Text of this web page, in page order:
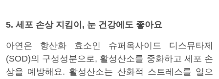
5. 세포 손상 지킴이, 눈 건강에도 좋아요
아연은 항산화 효소인 슈퍼옥사이드 디스뮤타제
(SOD)의 구성성분으로, 활성산소를 중화하고 세포 손
상을 예방해요. 활성산소는 산화적 스트레스를 일으